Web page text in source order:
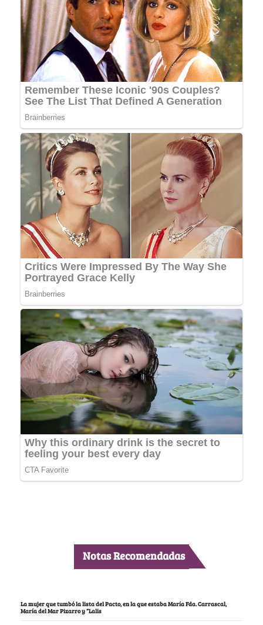
Notas Recomendadas
La mujer que tumbó la lista del Pacto, en la que estaba María Fda. Carrascal,
María del Mar Pizarro y “Lalis